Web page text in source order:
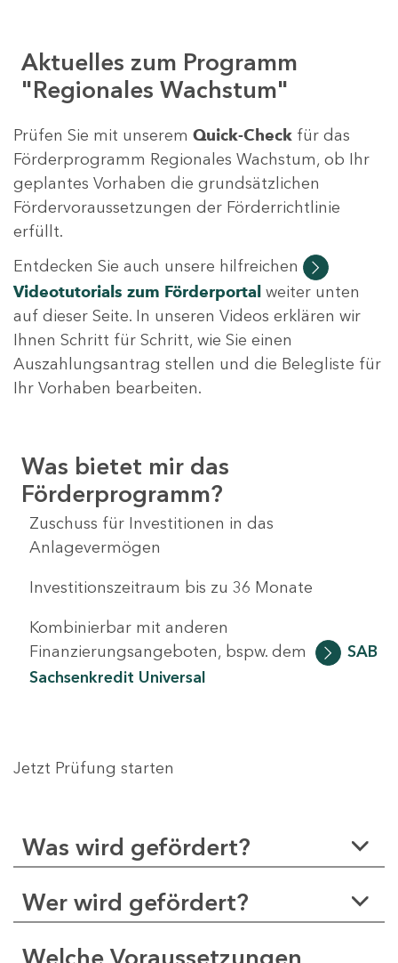
Aktuelles zum Programm
"Regionales Wachstum"
Prüfen Sie mit unserem Quick-Check für das
Förderprogramm Regionales Wachstum, ob Ihr
geplantes Vorhaben die grundsätzlichen
Fördervoraussetzungen der Förderrichtlinie
erfüllt.
Entdecken Sie auch unsere hilfreichen
Videotutorials zum Förderportal weiter unten
auf dieser Seite. In unseren Videos erklären wir
Ihnen Schritt für Schritt, wie Sie einen
Auszahlungsantrag stellen und die Belegliste für
Ihr Vorhaben bearbeiten.
Was bietet mir das
Förderprogramm?
Zuschuss für Investitionen in das
Anlagevermögen
Investitionszeitraum bis zu 36 Monate
Kombinierbar mit anderen
Finanzierungsangeboten, bspw. dem
SAB
Sachsenkredit Universal
Jetzt Prüfung starten
Was wird gefördert?
Wer wird gefördert?
Welche Voraussetzungen